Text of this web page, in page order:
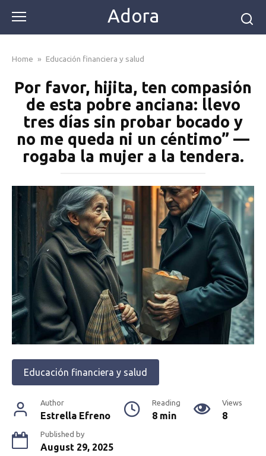
content
Adora
Home » Educación financiera y salud
Por favor, hijita, ten compasión
de esta pobre anciana: llevo
tres días sin probar bocado y
no me queda ni un céntimo” —
rogaba la mujer a la tendera.
Educación financiera y salud
Author
Estrella Efreno
Reading
8 min
Views
8
Published by
August 29, 2025